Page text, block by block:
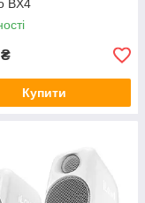
BX4
₴
Купити